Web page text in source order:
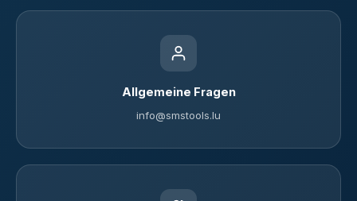
Allgemeine Fragen
info@smstools.lu